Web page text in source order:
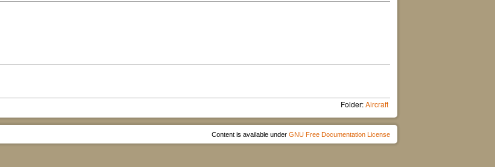
Folder:Aircraft
Content is available under GNU Free Documentation License